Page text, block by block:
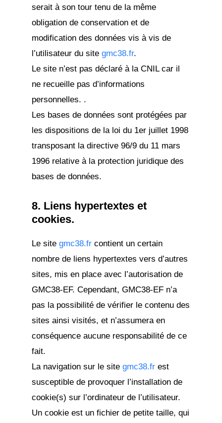
serait à son tour tenu de la même
obligation de conservation et de
modification des données vis à vis de
l’utilisateur du site gmc38.fr.
Le site n’est pas déclaré à la CNIL car il
ne recueille pas d’informations
personnelles. .
Les bases de données sont protégées par
les dispositions de la loi du 1er juillet 1998
transposant la directive 96/9 du 11 mars
1996 relative à la protection juridique des
bases de données.
8. Liens hypertextes et
cookies.
Le site gmc38.fr contient un certain
nombre de liens hypertextes vers d’autres
sites, mis en place avec l’autorisation de
GMC38-EF. Cependant, GMC38-EF n’a
pas la possibilité de vérifier le contenu des
sites ainsi visités, et n’assumera en
conséquence aucune responsabilité de ce
fait.
La navigation sur le site gmc38.fr est
susceptible de provoquer l’installation de
cookie(s) sur l’ordinateur de l’utilisateur.
Un cookie est un fichier de petite taille, qui